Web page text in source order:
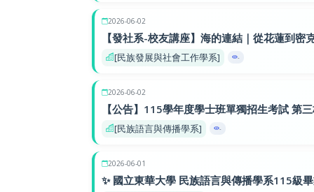
2026-06-02
【發社系-校友講座】海的連結｜從花蓮到密
[民族發展與社會工作學系] -
2026-06-02
【公告】115學年度學士班單獨招生考試 第
[民族語言與傳播學系] -
2026-06-01
✨ 國立東華大學 民族語言與傳播學系115級